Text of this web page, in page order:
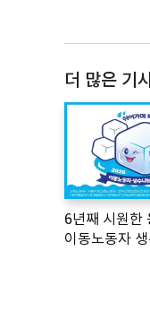
더 많은 기
6년째 시원한
이동노동자